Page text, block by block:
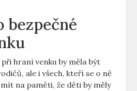
bezpečné
hraní venku by měla být
ale i všech, kteří se o ně
na paměti, že děti by měly